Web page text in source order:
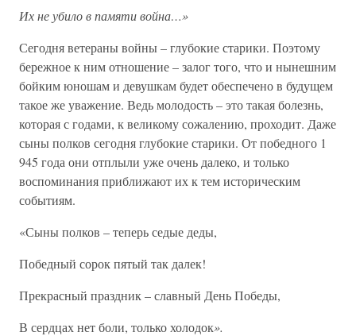
Их не убило в памяти война…»
Сегодня ветераны войны – глубокие старики. Поэтому
бережное к ним отношение – залог того, что и нынешним
бойким юношам и девушкам будет обеспечено в будущем
такое же уважение. Ведь молодость – это такая болезнь,
которая с годами, к великому сожалению, проходит. Даже
сыны полков сегодня глубокие старики. От победного 1
945 года они отплыли уже очень далеко, и только
воспоминания приближают их к тем историческим
событиям.
«Сыны полков – теперь седые деды,
Победный сорок пятый так далек!
Прекрасный праздник – славный День Победы,
В сердцах нет боли, только холодок».